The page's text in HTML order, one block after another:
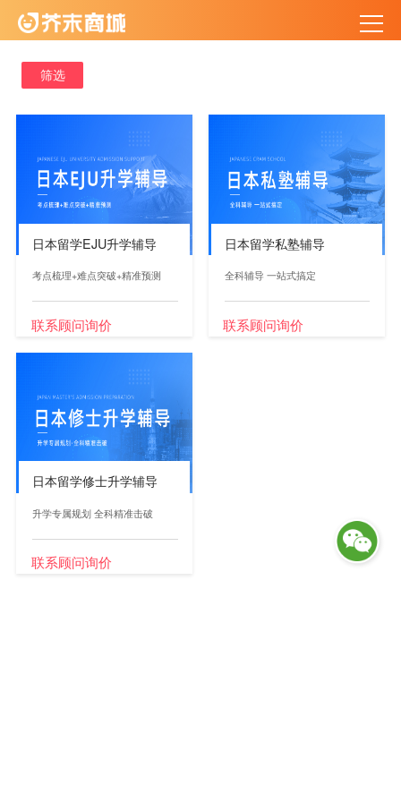
筛选
日本留学EJU升学辅导
考点梳理+难点突破+精准预测
联系顾问询价
日本留学私塾辅导
全科辅导 一站式搞定
联系顾问询价
日本留学修士升学辅导
升学专属规划 全科精准击破
联系顾问询价